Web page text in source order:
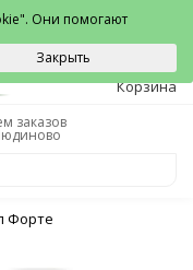
0
Корзина
заказов
Форте
Они помогают
Закрыть